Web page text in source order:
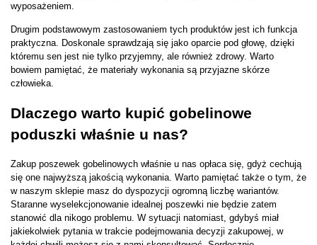
wyposażeniem.
Drugim podstawowym zastosowaniem tych produktów jest ich funkcja
praktyczna. Doskonale sprawdzają się jako oparcie pod głowę, dzięki
któremu sen jest nie tylko przyjemny, ale również zdrowy. Warto
bowiem pamiętać, że materiały wykonania są przyjazne skórze
człowieka.
Dlaczego warto kupić gobelinowe
poduszki właśnie u nas?
Zakup poszewek gobelinowych właśnie u nas opłaca się, gdyż cechują
się one najwyższą jakością wykonania. Warto pamiętać także o tym, że
w naszym sklepie masz do dyspozycji ogromną liczbę wariantów.
Staranne wyselekcjonowanie idealnej poszewki nie będzie zatem
stanowić dla nikogo problemu. W sytuacji natomiast, gdybyś miał
jakiekolwiek pytania w trakcie podejmowania decyzji zakupowej, w